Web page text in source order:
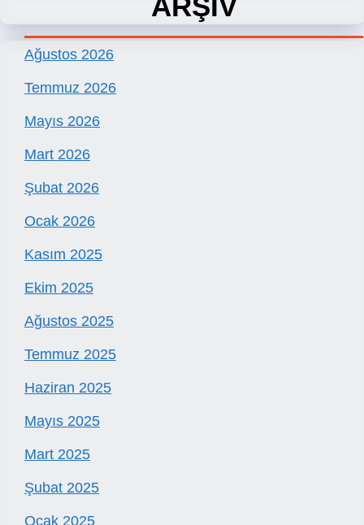
Ağustos 2026
Temmuz 2026
Mayıs 2026
Mart 2026
Şubat 2026
Ocak 2026
Kasım 2025
Ekim 2025
Ağustos 2025
Temmuz 2025
Haziran 2025
Mayıs 2025
Mart 2025
Şubat 2025
Ocak 2025